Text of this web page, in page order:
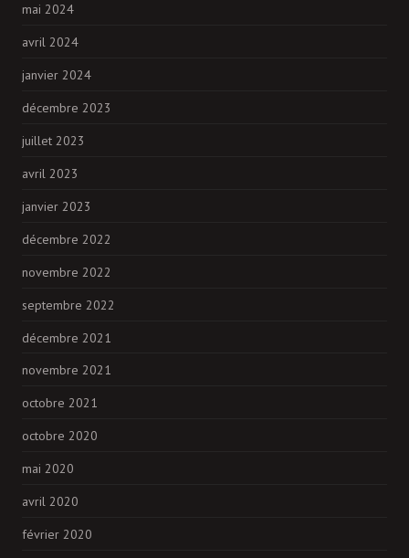
mai 2024
avril 2024
janvier 2024
décembre 2023
juillet 2023
avril 2023
janvier 2023
décembre 2022
novembre 2022
septembre 2022
décembre 2021
novembre 2021
octobre 2021
octobre 2020
mai 2020
avril 2020
février 2020